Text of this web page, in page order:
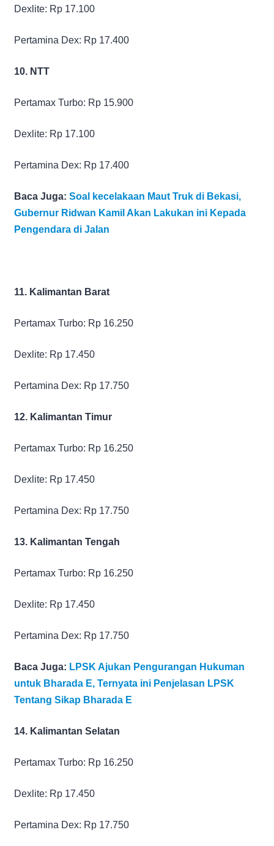
Dexlite: Rp 17.100
Pertamina Dex: Rp 17.400
10. NTT
Pertamax Turbo: Rp 15.900
Dexlite: Rp 17.100
Pertamina Dex: Rp 17.400
Baca Juga: Soal kecelakaan Maut Truk di Bekasi,
Gubernur Ridwan Kamil Akan Lakukan ini Kepada
Pengendara di Jalan
11. Kalimantan Barat
Pertamax Turbo: Rp 16.250
Dexlite: Rp 17.450
Pertamina Dex: Rp 17.750
12. Kalimantan Timur
Pertamax Turbo: Rp 16.250
Dexlite: Rp 17.450
Pertamina Dex: Rp 17.750
13. Kalimantan Tengah
Pertamax Turbo: Rp 16.250
Dexlite: Rp 17.450
Pertamina Dex: Rp 17.750
Baca Juga: LPSK Ajukan Pengurangan Hukuman
untuk Bharada E, Ternyata ini Penjelasan LPSK
Tentang Sikap Bharada E
14. Kalimantan Selatan
Pertamax Turbo: Rp 16.250
Dexlite: Rp 17.450
Pertamina Dex: Rp 17.750